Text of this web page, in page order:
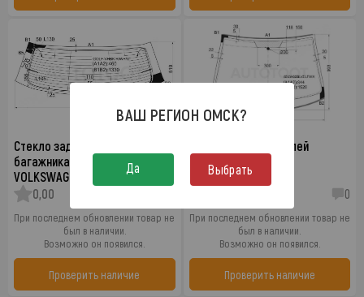
Стекло заднее (крышка
багажника)с обогревом
VOLKSWAGEN GOLF
0,00
При последнем обновлении товар не
был в наличии.
Возможно он появился.
Проверить наличие
Стекло лобовое в клей
VOLKSWAGEN GOLF
0
При последнем обновлении товар не
был в наличии.
Возможно он появился.
Проверить наличие
ВАШ РЕГИОН ОМСК?
Да Выбрать